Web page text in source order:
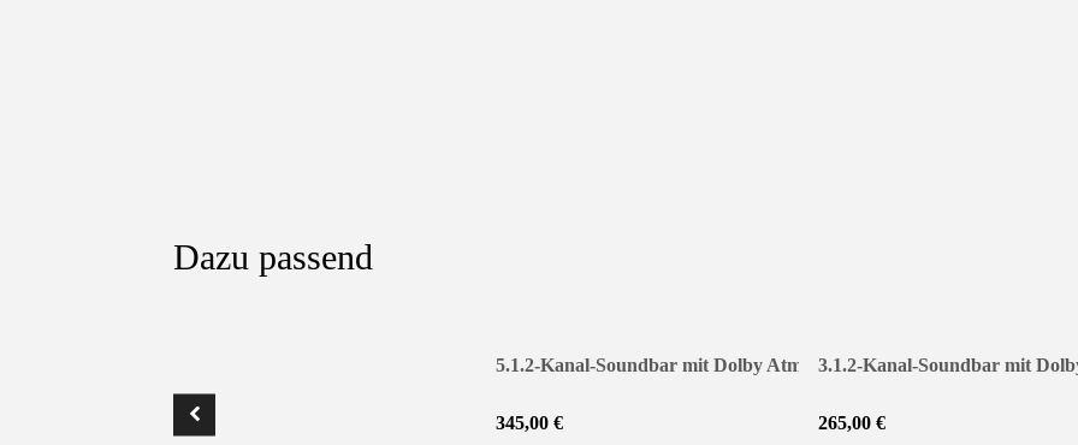
Dazu passend
5.1.2-Kanal-Soundbar mit Dolby AtmosPremium-Sound mit
345,00€
3.1.2-Kanal-Soundbar mit
265,00€